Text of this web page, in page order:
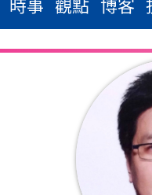
2026
年 8
時事 觀點 博客